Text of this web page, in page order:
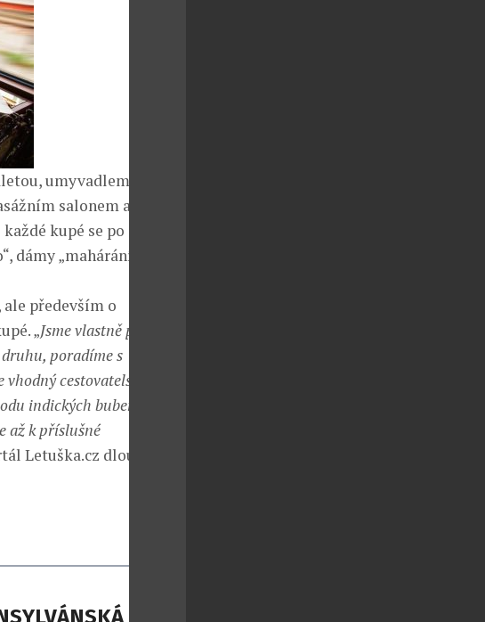
umyvadlem a
salonem a ﬁtness
kupé se po celých
„mahárání“ a
především o
„Jsme vlastně první a
poradíme s
cestovatelský
indických bubeníků a
až k příslušné
Letuška.cz dlouholetá